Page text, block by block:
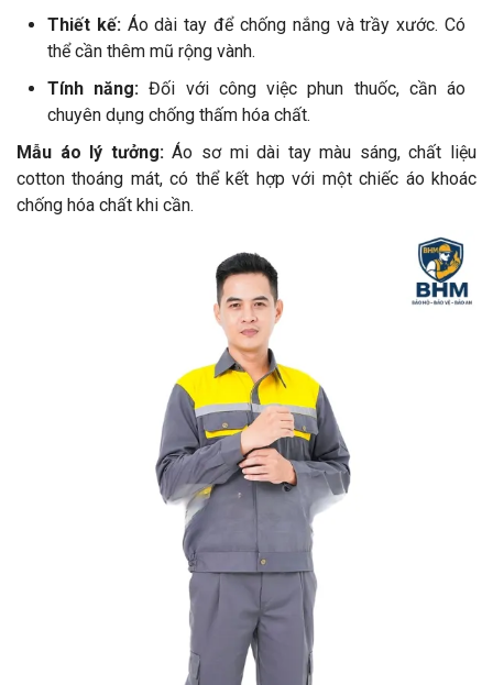
Thiết kế:Áo dài tay để chống nắng và trầy xước. Có
thể cần thêm mũ rộng vành.
Tính năng: Đối với công việc phun thuốc, cần áo
chuyên dụng chống thấm hóa chất.
Mẫu áo lý tưởng:Áo sơ mi dài tay màu sáng, chất liệu
cotton thoáng mát, có thể kết hợp với một chiếc áo khoác
chống hóa chất khi cần.